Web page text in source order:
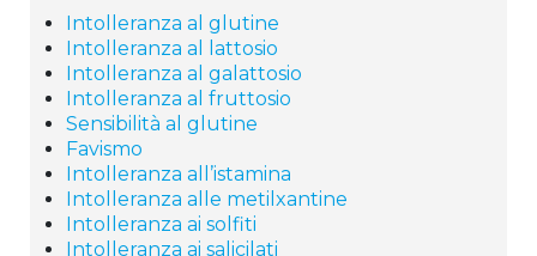
Intolleranza al glutine
Intolleranza al lattosio
Intolleranza al galattosio
Intolleranza al fruttosio
Sensibilità al glutine
Favismo
Intolleranza all’istamina
Intolleranza alle metilxantine
Intolleranza ai solfiti
Intolleranza ai salicilati